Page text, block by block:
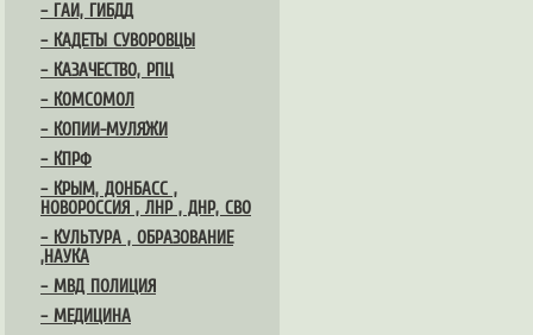
– ГАИ, ГИБДД
– КАДЕТЫ СУВОРОВЦЫ
– КАЗАЧЕСТВО, РПЦ
– КОМСОМОЛ
– КОПИИ-МУЛЯЖИ
– КПРФ
– КРЫМ, ДОНБАСС ,
НОВОРОССИЯ , ЛНР , ДНР, СВО
– КУЛЬТУРА , ОБРАЗОВАНИЕ
,НАУКА
– МВД ПОЛИЦИЯ
– МЕДИЦИНА